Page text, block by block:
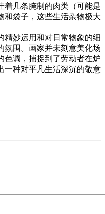
着几条腌制的肉类（可能是
和袋子，这些生活杂物极大
精妙运用和对日常物象的细
氛围。画家并未刻意美化场
色调，捕捉到了劳动者在炉
一种对平凡生活深沉的敬意